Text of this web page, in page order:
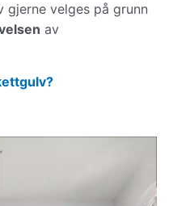
gjerne velges på grunn
av